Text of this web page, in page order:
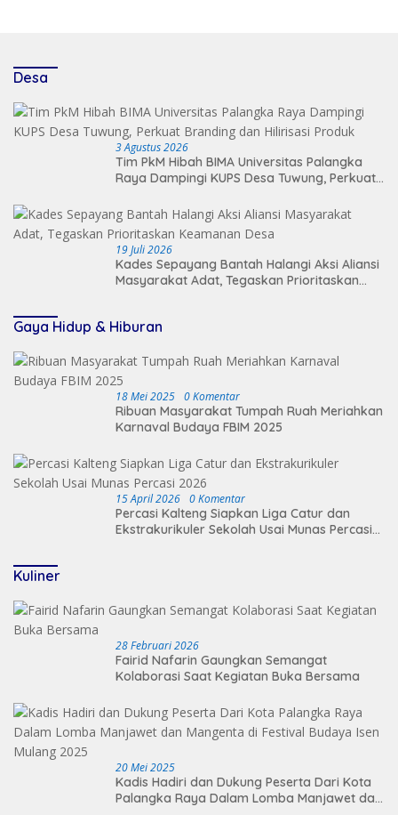
Desa
3 Agustus 2026
Tim PkM Hibah BIMA Universitas Palangka
Raya Dampingi KUPS Desa Tuwung, Perkuat
19 Juli 2026
Kades Sepayang Bantah Halangi Aksi Aliansi
Masyarakat Adat, Tegaskan Prioritaskan
Gaya Hidup & Hiburan
18 Mei 2025 0 Komentar
Ribuan Masyarakat Tumpah Ruah Meriahkan
Karnaval Budaya FBIM 2025
15 April 2026 0 Komentar
Percasi Kalteng Siapkan Liga Catur dan
Ekstrakurikuler Sekolah Usai Munas Percasi
Kuliner
28 Februari 2026
Fairid Nafarin Gaungkan Semangat
Kolaborasi Saat Kegiatan Buka Bersama
20 Mei 2025
Kadis Hadiri dan Dukung Peserta Dari Kota
Palangka Raya Dalam Lomba Manjawet dan